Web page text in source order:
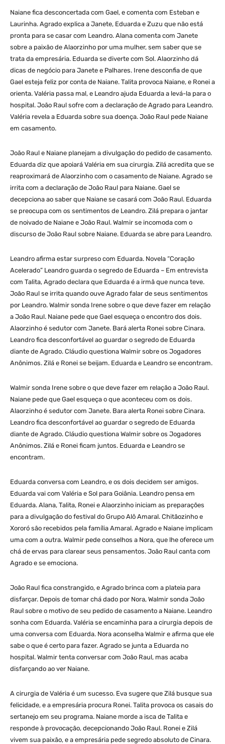
Naiane fica desconcertada com Gael, e comenta com Esteban e
Laurinha. Agrado explica a Janete, Eduarda e Zuzu que não está
pronta para se casar com Leandro. Alana comenta com Janete
sobre a paixão de Alaorzinho por uma mulher, sem saber que se
trata da empresária. Eduarda se diverte com Sol. Alaorzinho dá
dicas de negócio para Janete e Palhares. Irene desconfia de que
Gael esteja feliz por conta de Naiane. Talita provoca Naiane, e Ronei a
orienta. Valéria passa mal, e Leandro ajuda Eduarda a levá-la para o
hospital. João Raul sofre com a declaração de Agrado para Leandro.
Valéria revela a Eduarda sobre sua doença. João Raul pede Naiane
em casamento.
João Raul e Naiane planejam a divulgação do pedido de casamento.
Eduarda diz que apoiará Valéria em sua cirurgia. Zilá acredita que se
reaproximará de Alaorzinho com o casamento de Naiane. Agrado se
irrita com a declaração de João Raul para Naiane. Gael se
decepciona ao saber que Naiane se casará com João Raul. Eduarda
se preocupa com os sentimentos de Leandro. Zilá prepara o jantar
de noivado de Naiane e João Raul. Walmir se incomoda com o
discurso de João Raul sobre Naiane. Eduarda se abre para Leandro.
Leandro afirma estar surpreso com Eduarda. Novela “Coração
Acelerado” Leandro guarda o segredo de Eduarda – Em entrevista
com Talita, Agrado declara que Eduarda é a irmã que nunca teve.
João Raul se irrita quando ouve Agrado falar de seus sentimentos
por Leandro. Walmir sonda Irene sobre o que deve fazer em relação
a João Raul. Naiane pede que Gael esqueça o encontro dos dois.
Alaorzinho é sedutor com Janete. Bará alerta Ronei sobre Cinara.
Leandro fica desconfortável ao guardar o segredo de Eduarda
diante de Agrado. Cláudio questiona Walmir sobre os Jogadores
Anônimos. Zilá e Ronei se beijam. Eduarda e Leandro se encontram.
Walmir sonda Irene sobre o que deve fazer em relação a João Raul.
Naiane pede que Gael esqueça o que aconteceu com os dois.
Alaorzinho é sedutor com Janete. Bara alerta Ronei sobre Cinara.
Leandro fica desconfortável ao guardar o segredo de Eduarda
diante de Agrado. Cláudio questiona Walmir sobre os Jogadores
Anônimos. Zilá e Ronei ficam juntos. Eduarda e Leandro se
encontram.
Eduarda conversa com Leandro, e os dois decidem ser amigos.
Eduarda vai com Valéria e Sol para Goiânia. Leandro pensa em
Eduarda. Alana, Talita, Ronei e Alaorzinho iniciam as preparações
para a divulgação do festival do Grupo Alô Amaral. Chitãozinho e
Xororó são recebidos pela família Amaral. Agrado e Naiane implicam
uma com a outra. Walmir pede conselhos a Nora, que lhe oferece um
chá de ervas para clarear seus pensamentos. João Raul canta com
Agrado e se emociona.
João Raul fica constrangido, e Agrado brinca com a plateia para
disfarçar. Depois de tomar chá dado por Nora, Walmir sonda João
Raul sobre o motivo de seu pedido de casamento a Naiane. Leandro
sonha com Eduarda. Valéria se encaminha para a cirurgia depois de
uma conversa com Eduarda. Nora aconselha Walmir e afirma que ele
sabe o que é certo para fazer. Agrado se junta a Eduarda no
hospital. Walmir tenta conversar com João Raul, mas acaba
disfarçando ao ver Naiane.
A cirurgia de Valéria é um sucesso. Eva sugere que Zilá busque sua
felicidade, e a empresária procura Ronei. Talita provoca os casais do
sertanejo em seu programa. Naiane morde a isca de Talita e
responde à provocação, decepcionando João Raul. Ronei e Zilá
vivem sua paixão, e a empresária pede segredo absoluto de Cinara.